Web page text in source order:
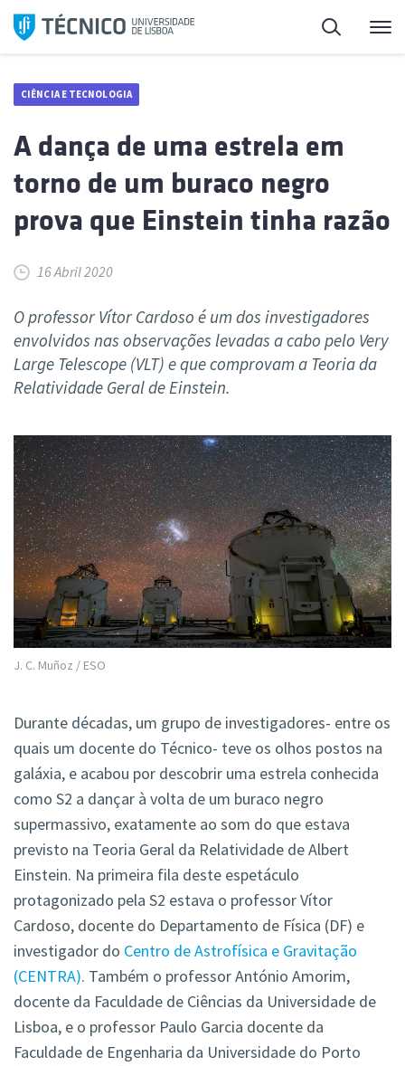
Saltar
para
Pesquisa
CIÊNCIA E TECNOLOGIA
A dança de uma estrela em
torno de um buraco negro
prova que Einstein tinha razão
16 Abril 2020
O professor Vítor Cardoso é um dos investigadores
envolvidos nas observações levadas a cabo pelo Very
Large Telescope (VLT) e que comprovam a Teoria da
Relatividade Geral de Einstein.
J. C. Muñoz / ESO
Durante décadas, um grupo de investigadores- entre os
quais um docente do Técnico- teve os olhos postos na
galáxia, e acabou por descobrir uma estrela conhecida
como S2 a dançar à volta de um buraco negro
supermassivo, exatamente ao som do que estava
previsto na Teoria Geral da Relatividade de Albert
Einstein. Na primeira fila deste espetáculo
protagonizado pela S2 estava o professor Vítor
Cardoso, docente do Departamento de Física (DF) e
investigador do Centro de Astrofísica e Gravitação
(CENTRA). Também o professor António Amorim,
docente da Faculdade de Ciências da Universidade de
Lisboa, e o professor Paulo Garcia docente da
Faculdade de Engenharia da Universidade do Porto